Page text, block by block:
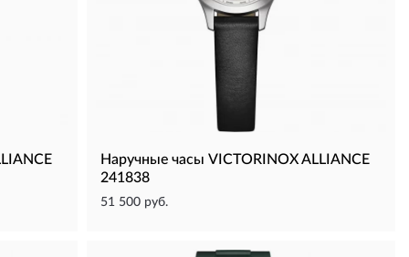
Наручные часы VICTORINOX ALLIANCE
241838
51 500 руб.